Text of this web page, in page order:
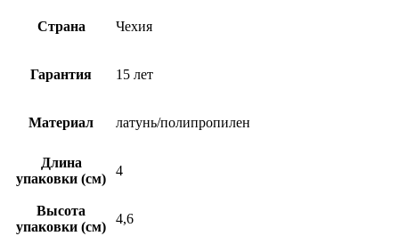
Страна Чехия
Гарантия 15 лет
Материал латунь/полипропилен
Длина
упаковки (см)
4
Высота
упаковки (см)
4,6